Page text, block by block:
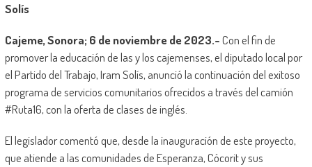
Solís
Cajeme, Sonora; 6 de noviembre de 2023.-Con el fin de
promover la educación de las y los cajemenses, el diputado local por
el Partido del Trabajo, Iram Solís, anunció la continuación del exitoso
programa de servicios comunitarios ofrecidos a través del camión
#Ruta16, con la oferta de clases de inglés.
El legislador comentó que, desde la inauguración de este proyecto,
que atiende a las comunidades de Esperanza, Cócorit y sus